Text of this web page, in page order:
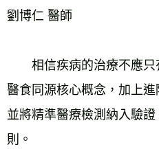
劉博仁 醫師
相信疾病的治療不應只
醫食同源核心概念，加上進
並將精準醫療檢測納入驗
則。